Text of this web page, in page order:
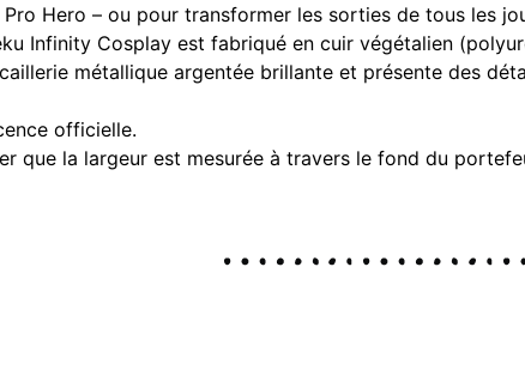
Pro Hero – ou pour transformer les sorties de tous les
Infinity Cosplay est fabriqué en cuir végétalien
métallique argentée brillante et présente des
officielle.
que la largeur est mesurée à travers le fond du